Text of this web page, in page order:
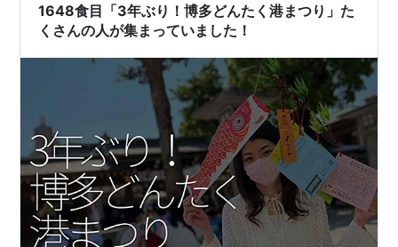
1648食目「3年ぶり！博多どんたく港まつり」た
くさんの人が集まっていました！